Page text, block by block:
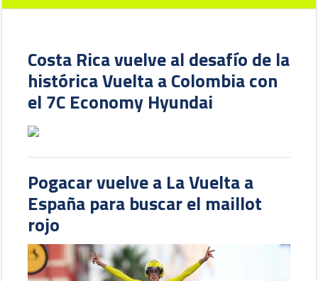
Costa Rica vuelve al desafío de la
histórica Vuelta a Colombia con
el 7C Economy Hyundai
Pogacar vuelve a La Vuelta a
España para buscar el maillot
rojo